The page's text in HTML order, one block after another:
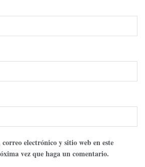
electrónico y sitio web en este
vez que haga un comentario.